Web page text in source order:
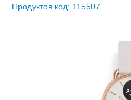
Продуктов код: 115507